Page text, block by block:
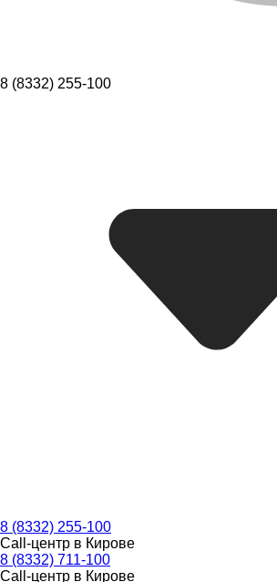
8 (8332) 255-100
8 (8332) 255-100
Call-центр в Кирове
8 (8332) 711-100
Call-центр в Кирове